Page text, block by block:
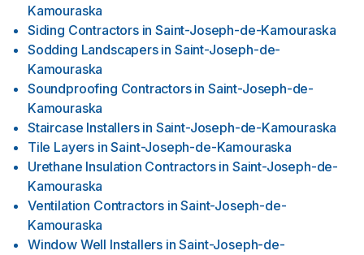
Kamouraska
Siding Contractors in Saint-Joseph-de-Kamouraska
Sodding Landscapers in Saint-Joseph-de-
Kamouraska
Soundproofing Contractors in Saint-Joseph-de-
Kamouraska
Staircase Installers in Saint-Joseph-de-Kamouraska
Tile Layers in Saint-Joseph-de-Kamouraska
Urethane Insulation Contractors in Saint-Joseph-de-
Kamouraska
Ventilation Contractors in Saint-Joseph-de-
Kamouraska
Window Well Installers in Saint-Joseph-de-